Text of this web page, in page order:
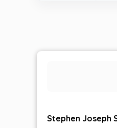
Stephen Joseph